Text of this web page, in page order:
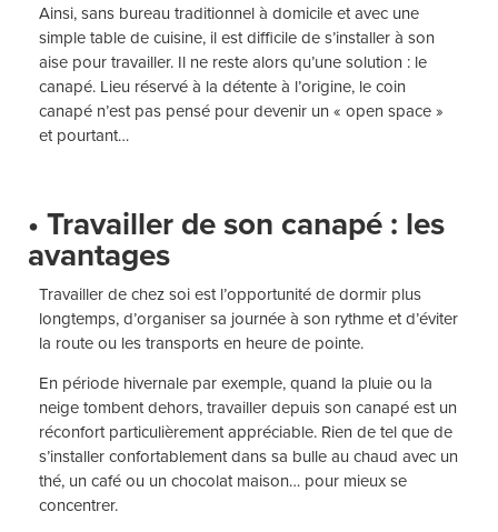
Ainsi, sans bureau traditionnel à domicile et avec une
simple table de cuisine, il est difficile de s’installer à son
aise pour travailler. Il ne reste alors qu’une solution : le
canapé. Lieu réservé à la détente à l’origine, le coin
canapé n’est pas pensé pour devenir un « open space »
et pourtant…
• Travailler de son canapé : les
avantages
Travailler de chez soi est l’opportunité de dormir plus
longtemps, d’organiser sa journée à son rythme et d’éviter
la route ou les transports en heure de pointe.
En période hivernale par exemple, quand la pluie ou la
neige tombent dehors, travailler depuis son canapé est un
réconfort particulièrement appréciable. Rien de tel que de
s’installer confortablement dans sa bulle au chaud avec un
thé, un café ou un chocolat maison… pour mieux se
concentrer.